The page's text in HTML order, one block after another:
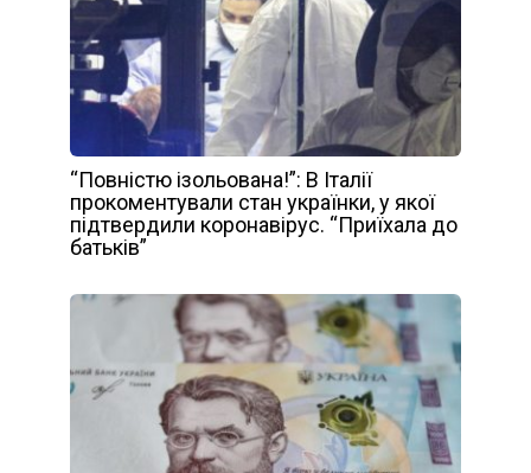
“Повністю ізольована!”: В Італії
прокоментували стан українки, у якої
підтвердили коронавірус. “Приїхала до
батьків”